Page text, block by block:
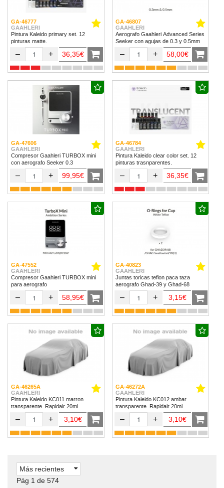
GA-46777
GAAHLERI
Pintura Kaleido primary set. 12
pinturas matte.
– + 36,35€
GA-46807
GAAHLERI
Aerografo Gaahleri Advanced Series
Seeker con agujas de 0.3 y 0.5mm
– + 58,00€
GA-47606
GAAHLERI
Compresor Gaahleri TURBOX mini
con aerografo Seeker 0.3
– + 99,95€
GA-46784
GAAHLERI
Pintura Kaleido clear color set. 12
pinturas trasnparentes.
– + 36,35€
GA-47552
GAAHLERI
Compresor Gaahleri TURBOX mini
para aerografo
– + 58,95€
GA-40823
GAAHLERI
Juntas toricas teflon paca taza
aerografo Ghad-39 y Ghad-68
– + 3,15€
GA-46265A
GAAHLERI
Pintura Kaleido KC011 marron
transparente. Rapidair 20ml
– + 3,10€
GA-46272A
GAAHLERI
Pintura Kaleido KC012 ambar
transparente. Rapidair 20ml
– + 3,10€
Más recientes
Pág 1 de 574